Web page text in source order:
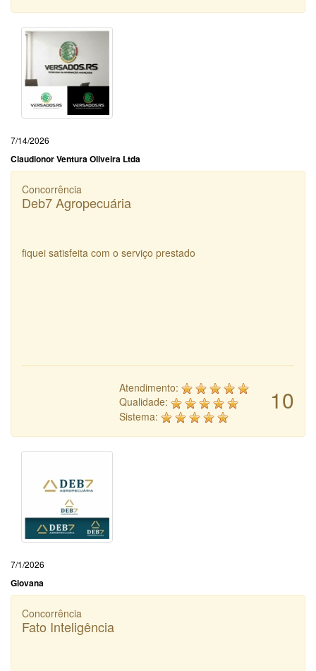
7/14/2026
Claudionor Ventura Oliveira Ltda
Concorrência
Deb7 Agropecuária
fiquei satisfeita com o serviço prestado
10
Atendimento:
Qualidade:
Sistema:
7/1/2026
Giovana
Concorrência
Fato Inteligência